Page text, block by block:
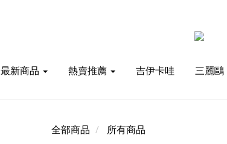
最新商品 熱賣推薦 吉伊卡哇 三麗鷗
全部商品 所有商品